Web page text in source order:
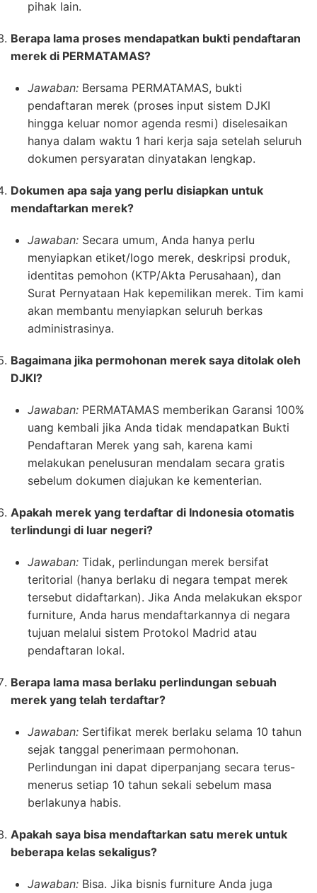
pihak lain.
Berapa lama proses mendapatkan bukti pendaftaran
merek di PERMATAMAS?
Jawaban: Bersama PERMATAMAS, bukti
pendaftaran merek (proses input sistem DJKI
hingga keluar nomor agenda resmi) diselesaikan
hanya dalam waktu 1 hari kerja saja setelah seluruh
dokumen persyaratan dinyatakan lengkap.
Dokumen apa saja yang perlu disiapkan untuk
mendaftarkan merek?
Jawaban: Secara umum, Anda hanya perlu
menyiapkan etiket/logo merek, deskripsi produk,
identitas pemohon (KTP/Akta Perusahaan), dan
Surat Pernyataan Hak kepemilikan merek. Tim kami
akan membantu menyiapkan seluruh berkas
administrasinya.
Bagaimana jika permohonan merek saya ditolak oleh
DJKI?
Jawaban: PERMATAMAS memberikan Garansi 100%
uang kembali jika Anda tidak mendapatkan Bukti
Pendaftaran Merek yang sah, karena kami
melakukan penelusuran mendalam secara gratis
sebelum dokumen diajukan ke kementerian.
Apakah merek yang terdaftar di Indonesia otomatis
terlindungi di luar negeri?
Jawaban: Tidak, perlindungan merek bersifat
teritorial (hanya berlaku di negara tempat merek
tersebut didaftarkan). Jika Anda melakukan ekspor
furniture, Anda harus mendaftarkannya di negara
tujuan melalui sistem Protokol Madrid atau
pendaftaran lokal.
Berapa lama masa berlaku perlindungan sebuah
merek yang telah terdaftar?
Jawaban: Sertifikat merek berlaku selama 10 tahun
sejak tanggal penerimaan permohonan.
Perlindungan ini dapat diperpanjang secara terus-
menerus setiap 10 tahun sekali sebelum masa
berlakunya habis.
Apakah saya bisa mendaftarkan satu merek untuk
beberapa kelas sekaligus?
Jawaban: Bisa. Jika bisnis furniture Anda juga